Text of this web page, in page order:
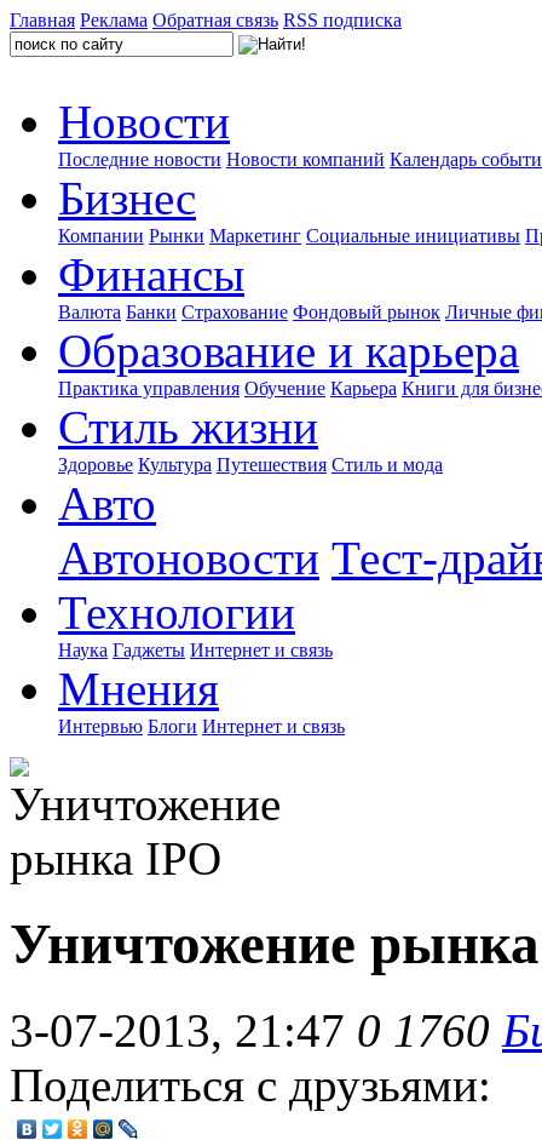
Главная Реклама Обратная связь RSS подписка
Новости
Последние новости Новости компаний Календарь
Бизнес
Компании Рынки Маркетинг Социальные инициативы
Финансы
Валюта Банки Страхование Фондовый рынок Личные
Образование и карьера
Практика управления Обучение Карьера Книги для
Стиль жизни
Здоровье Культура Путешествия Стиль и мода
Авто
Автоновости Тест-
Технологии
Наука Гаджеты Интернет и связь
Мнения
Интервью Блоги Интернет и связь
Уничтожение
3-07-2013, 21:47 0 1760
Поделиться с друзьями: